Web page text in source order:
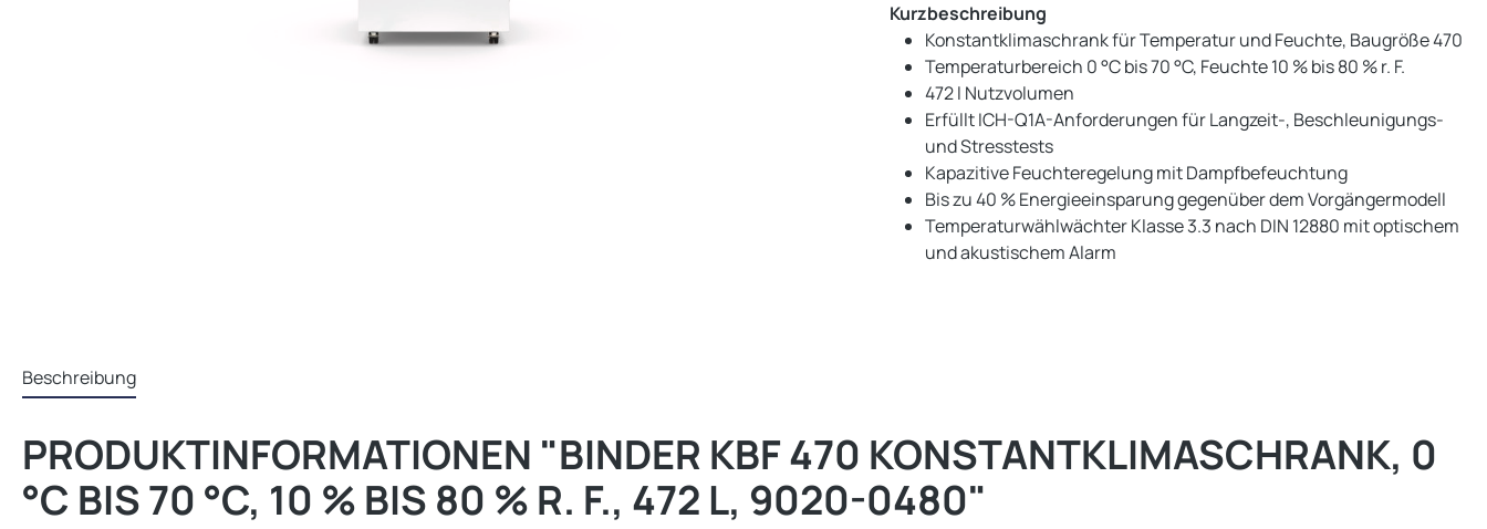
Kurzbeschreibung
Konstantklimaschrank für Temperatur und Feuchte, Baugröße 470
Temperaturbereich 0 °C bis 70 °C, Feuchte 10 % bis 80 % r. F.
472 l Nutzvolumen
Erfüllt ICH-Q1A-Anforderungen für Langzeit-, Beschleunigungs-
und Stresstests
Kapazitive Feuchteregelung mit Dampfbefeuchtung
Bis zu 40 % Energieeinsparung gegenüber dem Vorgängermodell
Temperaturwählwächter Klasse 3.3 nach DIN 12880 mit optischem
und akustischem Alarm
Beschreibung
PRODUKTINFORMATIONEN "BINDER KBF 470 KONSTANTKLIMASCHRANK, 0
°C BIS 70 °C, 10 % BIS 80 % R. F., 472 L, 9020-0480"